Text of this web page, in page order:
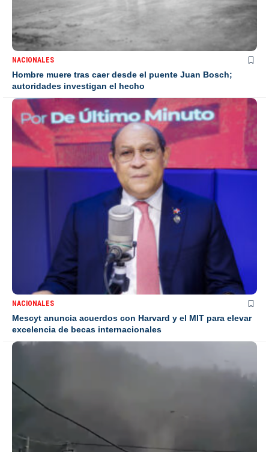
NACIONALES
Hombre muere tras caer desde el puente Juan Bosch;
autoridades investigan el hecho
NACIONALES
Mescyt anuncia acuerdos con Harvard y el MIT para elevar
excelencia de becas internacionales